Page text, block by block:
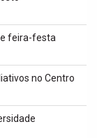
feira-festa
no Centro